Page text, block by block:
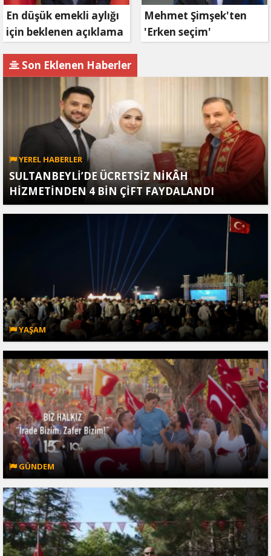
En düşük emekli aylığı
için beklenen açıklama
Mehmet Şimşek'ten
'Erken seçim'
Son Eklenen Haberler
YEREL HABERLER
SULTANBEYLİ’DE ÜCRETSİZ NİKÂH
HİZMETİNDEN 4 BİN ÇİFT FAYDALANDI
YAŞAM
GÜNDEM